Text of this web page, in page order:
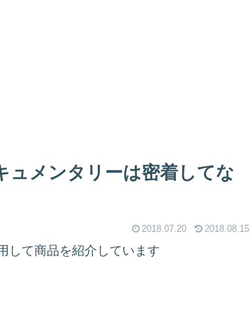
ュメンタリーは密着してな
2018.07.20 2018.08.15
して商品を紹介しています